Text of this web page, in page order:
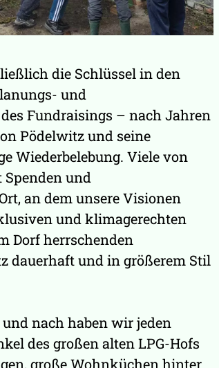
die Schlüssel in den
und
Fundraisings – nach Jahren
Pödelwitz und seine
Wiederbelebung. Viele von
und
an dem unsere Visionen
und klimagerechten
Dorf herrschenden
dauerhaft und in größerem Stil
nach haben wir jeden
des großen alten LPG-Hofs
große Wohnküchen hinter